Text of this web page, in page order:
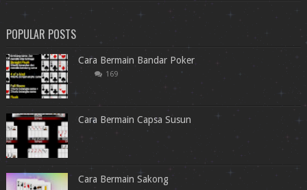
POPULAR POSTS
Cara Bermain Bandar Poker
169
Cara Bermain Capsa Susun
Cara Bermain Sakong